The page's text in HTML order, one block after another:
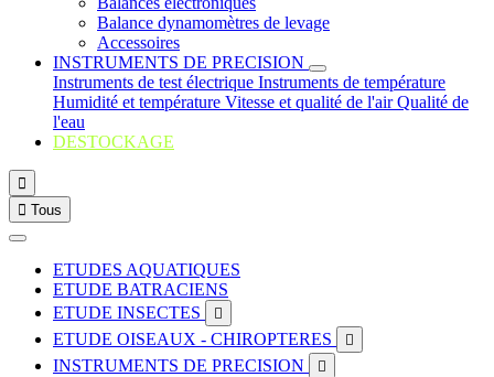
Balance dynamomètres de levage
Accessoires
INSTRUMENTS DE PRECISION
Instruments de test électrique Instruments de température
Humidité et température Vitesse et qualité de l'airQualité de
l'eau
DESTOCKAGE

 Tous
ETUDES AQUATIQUES
ETUDE BATRACIENS
ETUDE INSECTES

ETUDE OISEAUX - CHIROPTERES 
INSTRUMENTS DE PRECISION 